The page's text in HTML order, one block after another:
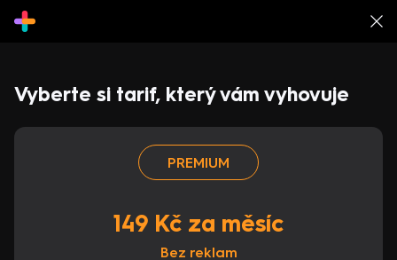
Vyberte si tarif, který vám vyhovuje
PREMIUM
149 Kč za měsíc
Bez reklam